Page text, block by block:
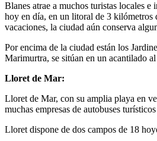
Blanes atrae a muchos turistas locales
hoy en día, en un litoral de 3 kilómetros
vacaciones, la ciudad aún conserva
Por encima de la ciudad están los
Marimurtra, se sitúan en un acantilado
Lloret de Mar:
Lloret de Mar, con su amplia playa en
muchas empresas de autobuses
Lloret dispone de dos campos de 18